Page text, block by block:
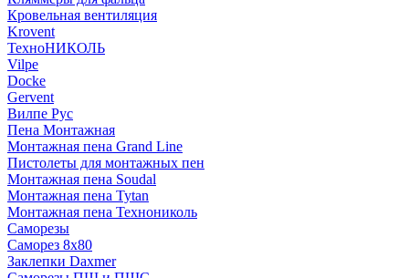
Кровельная вентиляция
Krovent
ТехноНИКОЛЬ
Vilpe
Docke
Gervent
Вилпе Рус
Пена Монтажнaя
Монтажная пена Grand Linе
Пистолеты для монтажных пен
Монтажная пена Soudal
Монтажная пена Tytan
Монтажная пена Технониколь
Саморезы
Саморез 8х80
Заклепки Daxmer